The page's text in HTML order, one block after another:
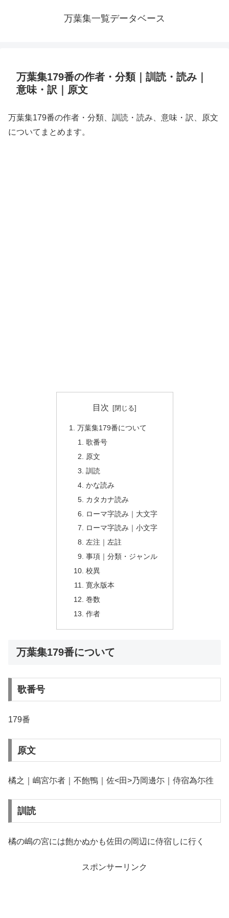
万葉集一覧データベース
万葉集179番の作者・分類｜訓読・読み｜
意味・訳｜原文
万葉集179番の作者・分類、訓読・読み、意味・訳、原文
についてまとめます。
目次
万葉集179番について
歌番号
原文
訓読
かな読み
カタカナ読み
ローマ字読み｜大文字
ローマ字読み｜小文字
左注｜左註
事項｜分類・ジャンル
校異
寛永版本
巻数
作者
万葉集179番について
歌番号
179番
原文
橘之｜嶋宮尓者｜不飽鴨｜佐<田>乃岡邊尓｜侍宿為尓徃
訓読
橘の嶋の宮には飽かぬかも佐田の岡辺に侍宿しに行く
スポンサーリンク